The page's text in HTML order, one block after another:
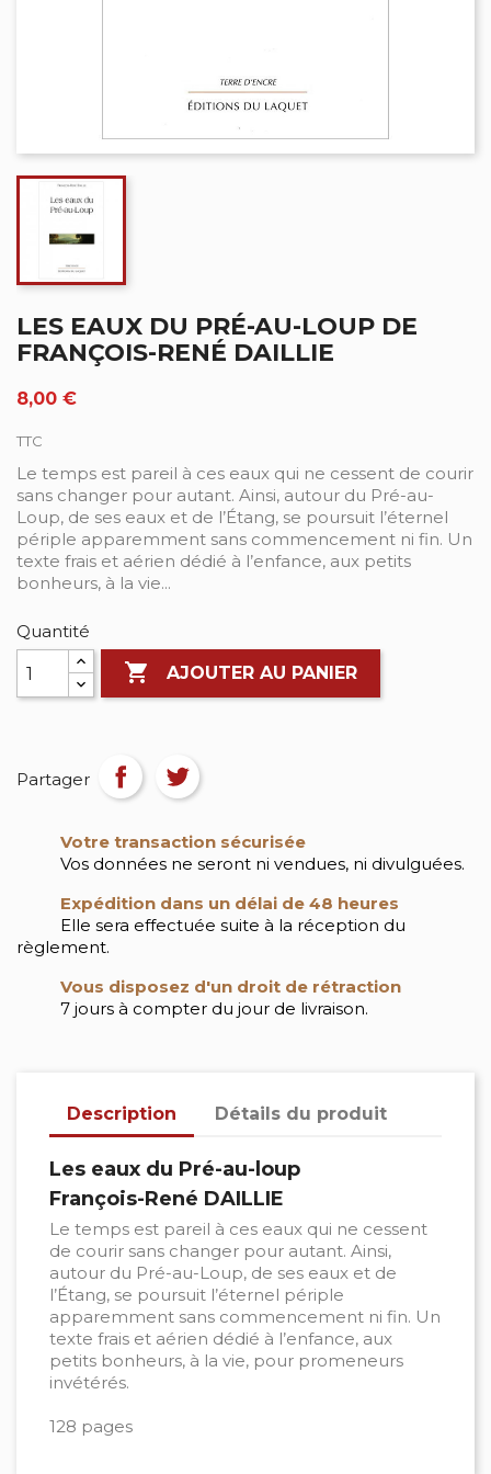
LES EAUX DU PRÉ-AU-LOUP DE
FRANÇOIS-RENÉ DAILLIE
8,00 €
TTC
Le temps est pareil à ces eaux qui ne cessent de courir
sans changer pour autant. Ainsi, autour du Pré-au-
Loup, de ses eaux et de l’Étang, se poursuit l’éternel
périple apparemment sans commencement ni fin. Un
texte frais et aérien dédié à l’enfance, aux petits
bonheurs, à la vie...
Quantité
 AJOUTER AU PANIER
Partager
Votre transaction sécurisée
Vos données ne seront ni vendues, ni divulguées.
Expédition dans un délai de 48 heures
Elle sera effectuée suite à la réception du
règlement.
Vous disposez d'un droit de rétraction
7 jours à compter du jour de livraison.
Description Détails du produit
Les eaux du Pré-au-loup
François-René DAILLIE
Le temps est pareil à ces eaux qui ne cessent
de courir sans changer pour autant. Ainsi,
autour du Pré-au-Loup, de ses eaux et de
l’Étang, se poursuit l’éternel périple
apparemment sans commencement ni fin. Un
texte frais et aérien dédié à l’enfance, aux
petits bonheurs, à la vie, pour promeneurs
invétérés.
128 pages